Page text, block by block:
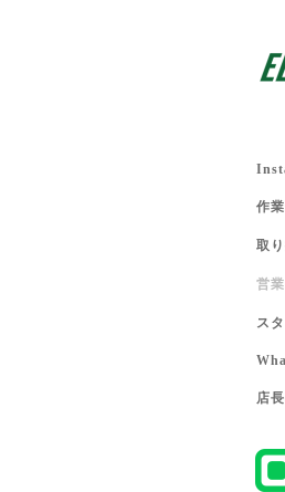
作
取
営
ス
店